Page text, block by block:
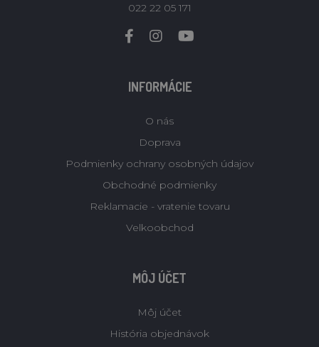
022 22 05 171
INFORMÁCIE
O nás
Doprava
Podmienky ochrany osobných údajov
Obchodné podmienky
Reklamacie - vratenie tovaru
Velkoobchod
MÔJ ÚČET
Môj účet
História objednávok